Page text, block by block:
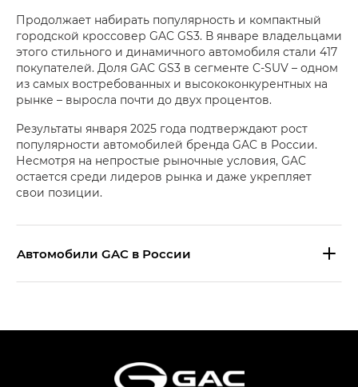
Продолжает набирать популярность и компактный
городской кроссовер GAC GS3. В январе владельцами
этого стильного и динамичного автомобиля стали 417
покупателей. Доля GAC GS3 в сегменте C‑SUV – одном
из самых востребованных и высококонкурентных на
рынке – выросла почти до двух процентов.
Результаты января 2025 года подтверждают рост
популярности автомобилей бренда GAC в России.
Несмотря на непростые рыночные условия, GAC
остается среди лидеров рынка и даже укрепляет
свои позиции.
Aвтомобили GAC в России
Эс Икс ПРЕМИУМ — SX PREMIUM
S7 — Эс 7 (S7) в комплектациях
Эс Икс ПРЕМИУМ — SX PREMIUM, Эс Тэ — ST